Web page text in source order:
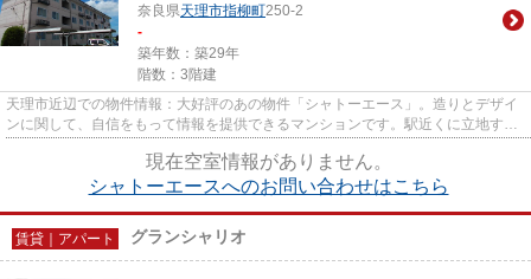
奈良県天理市指柳町250-2
-
築年数：築29年
階数：3階建
天理市近辺での物件情報：大好評のあの物件「シャトーエース」。造りとデザイ
ンに関して、自信をもって情報を提供できるマンションです。駅近くに立地する
現在空室情報がありません。
シャトーエースへのお問い合わせはこちら
賃貸｜アパート グランシャリオ